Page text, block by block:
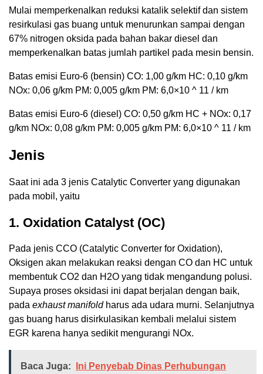
Mulai memperkenalkan reduksi katalik selektif dan sistem
resirkulasi gas buang untuk menurunkan sampai dengan
67% nitrogen oksida pada bahan bakar diesel dan
memperkenalkan batas jumlah partikel pada mesin bensin.
Batas emisi Euro-6 (bensin) CO: 1,00 g/km HC: 0,10 g/km
NOx: 0,06 g/km PM: 0,005 g/km PM: 6,0×10 ^ 11 / km
Batas emisi Euro-6 (diesel) CO: 0,50 g/km HC + NOx: 0,17
g/km NOx: 0,08 g/km PM: 0,005 g/km PM: 6,0×10 ^ 11 / km
Jenis
Saat ini ada 3 jenis Catalytic Converter yang digunakan
pada mobil, yaitu
1. Oxidation Catalyst (OC)
Pada jenis CCO (Catalytic Converter for Oxidation),
Oksigen akan melakukan reaksi dengan CO dan HC untuk
membentuk CO2 dan H2O yang tidak mengandung polusi.
Supaya proses oksidasi ini dapat berjalan dengan baik,
pada exhaust manifoldharus ada udara murni. Selanjutnya
gas buang harus disirkulasikan kembali melalui sistem
EGR karena hanya sedikit mengurangi NOx.
Baca Juga:
Ini Penyebab Dinas Perhubungan